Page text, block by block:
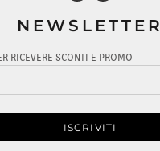
NEWSLETTER
RICEVERE SCONTI E PROMO
ISCRIVITI